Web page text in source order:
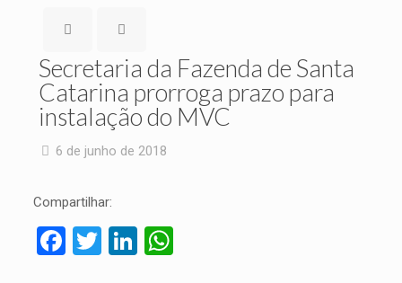
Secretaria da Fazenda de Santa
Catarina prorroga prazo para
instalação do MVC
6 de junho de 2018
Compartilhar:
Facebook
TwitterLinkedIn
WhatsApp